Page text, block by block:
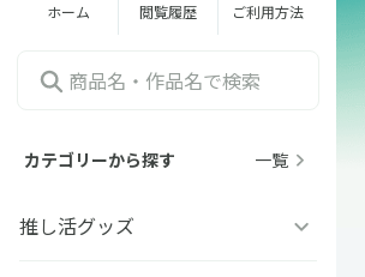
ホーム 閲覧履歴 ご利用方法
カテゴリーから探す 一覧
推し活グッズ